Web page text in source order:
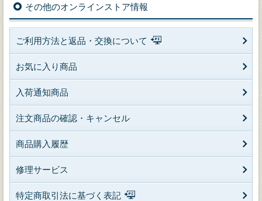
その他のオンラインストア情報
ご利用方法と返品・交換について
お気に入り商品
入荷通知商品
注文商品の確認・キャンセル
商品購入履歴
修理サービス
特定商取引法に基づく表記